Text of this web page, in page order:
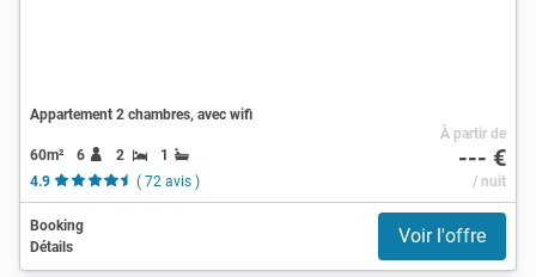
Appartement 2 chambres, avec wifi
60m² 6 2
1
4.9
( 72 avis )
À partir de
--- €
/ nuit
Booking
Détails
Voir l'offre